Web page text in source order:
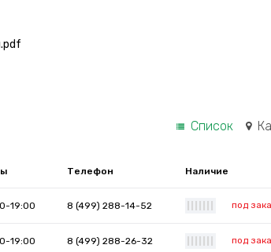
Список
Телефон Наличие
19:00 8 (499) 288-14-52 под
19:00 8 (499) 288-26-32 под